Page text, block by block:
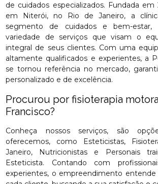
de cuidados especializados. Fundada
em Niterói, no Rio de Janeiro, a
segmento de cuidados e bem-estar,
variedade de serviços que visam o
integral de seus clientes. Com uma
altamente qualificados e experientes, a
se tornou referência no mercado,
personalizado e de excelência.
Procurou por fisioterapia
Francisco?
Conheça nossos serviços, são
oferecemos, como Esteticistas,
Janeiro, Nutricionistas e Personais
Esteticista. Contando com
experientes, o empreendimento entende